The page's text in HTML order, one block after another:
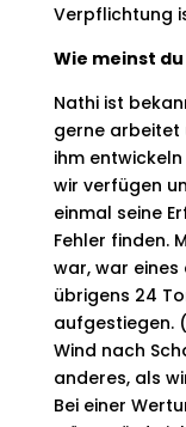
Verpflichtung
Wie meinst du
Nathi ist
gerne arbeitet
ihm
wir verfügen
einmal seine
Fehler finden.
war, war eines
übrigens 24
aufgestiegen.
Wind nach
anderes, als
Bei einer